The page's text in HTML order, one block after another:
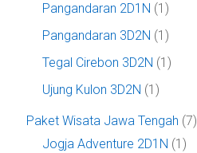
Pangandaran 2D1N (1)
Pangandaran 3D2N (1)
Tegal Cirebon 3D2N (1)
Ujung Kulon 3D2N (1)
Paket Wisata Jawa Tengah (7)
Jogja Adventure 2D1N (1)